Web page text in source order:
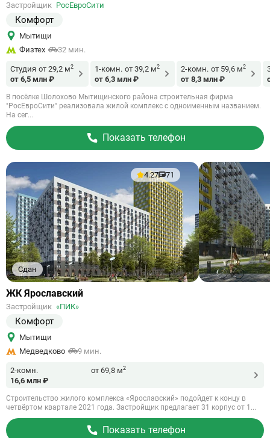
объект
Застройщик РосЕвроСити
Комфорт
Мытищи
Физтех
32 мин.
Студия от 29,2 м2
от 6,5 млн ₽
1-комн. от 39,2 м2
от 6,3 млн ₽
2-комн. от 59,6 м2
от 8,3 млн ₽
В посёлке Шолохово Мытищинского района строительная фирма
"РосЕвроСити" реализовала жилой комплекс с одноименным названием.
На сег...
Показать телефон
Сдан
4.27 71
Ссылка
объект
ЖК Ярославский
Застройщик «ПИК»
Комфорт
Мытищи
Медведково
9 мин.
2-комн. от 69,8 м2
16,6 млн ₽
Строительство жилого комплекса «Ярославский» подойдет к концу в
четвёртом квартале 2021 года. Застройщик предлагает 31 корпус от 1...
Показать телефон